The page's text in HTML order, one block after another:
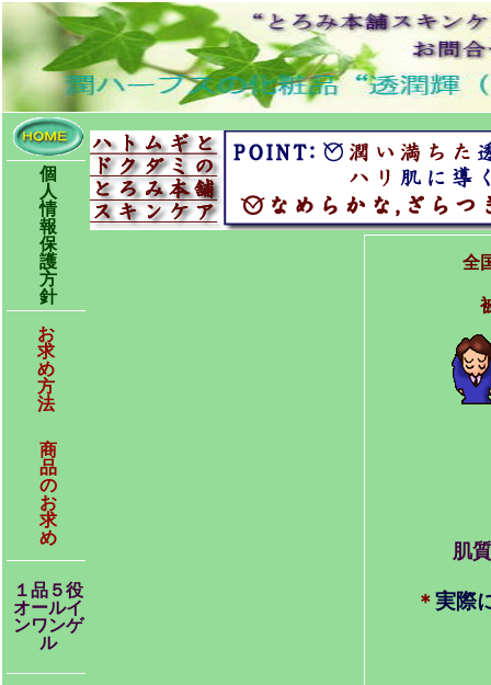
個
人
情
報
保
護
方
針
お
求
め
方
法
商
品
の
お
求
め
１品５役
オールイ
ンワンゲ
ル
全
肌
＊ 実際